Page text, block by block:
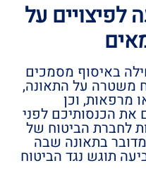
לפיצויים על
באיסוף מסמכים
משטרה על התאונה,
מרפאות, וכן
את הכנסותיכם לפני
לחברת הביטוח של
בתאונה שבה
תוגש נגד הביטוח